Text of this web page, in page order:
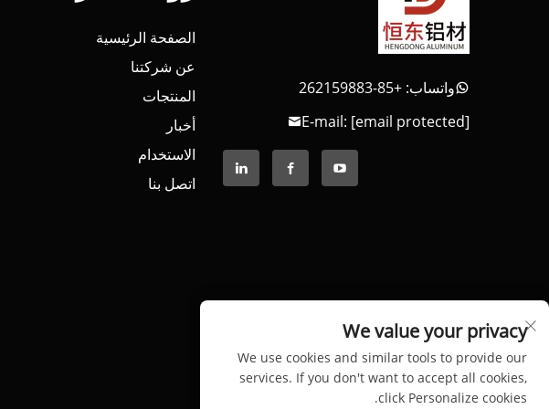
واتساب: +85-262159883
E-mail: [email protected]
الصفحة الرئيسية
عن شركتنا
المنتجات
أخبار
الاستخدام
اتصل بنا
We value your privacy
We use cookies and similar tools to provide our
services. If you don't want to accept all cookies,
click Personalize cookies.